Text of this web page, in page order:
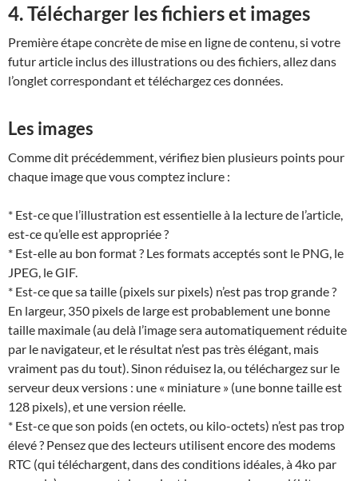
4. Télécharger les fichiers et images
Première étape concrète de mise en ligne de contenu, si votre
futur article inclus des illustrations ou des fichiers, allez dans
l’onglet correspondant et téléchargez ces données.
Les images
Comme dit précédemment, vérifiez bien plusieurs points pour
chaque image que vous comptez inclure :
* Est-ce que l’illustration est essentielle à la lecture de l’article,
est-ce qu’elle est appropriée ?
* Est-elle au bon format ? Les formats acceptés sont le PNG, le
JPEG, le GIF.
* Est-ce que sa taille (pixels sur pixels) n’est pas trop grande ?
En largeur, 350 pixels de large est probablement une bonne
taille maximale (au delà l’image sera automatiquement réduite
par le navigateur, et le résultat n’est pas très élégant, mais
vraiment pas du tout). Sinon réduisez la, ou téléchargez sur le
serveur deux versions : une « miniature » (une bonne taille est
128 pixels), et une version réelle.
* Est-ce que son poids (en octets, ou kilo-octets) n’est pas trop
élevé ? Pensez que des lecteurs utilisent encore des modems
RTC (qui téléchargent, dans des conditions idéales, à 4ko par